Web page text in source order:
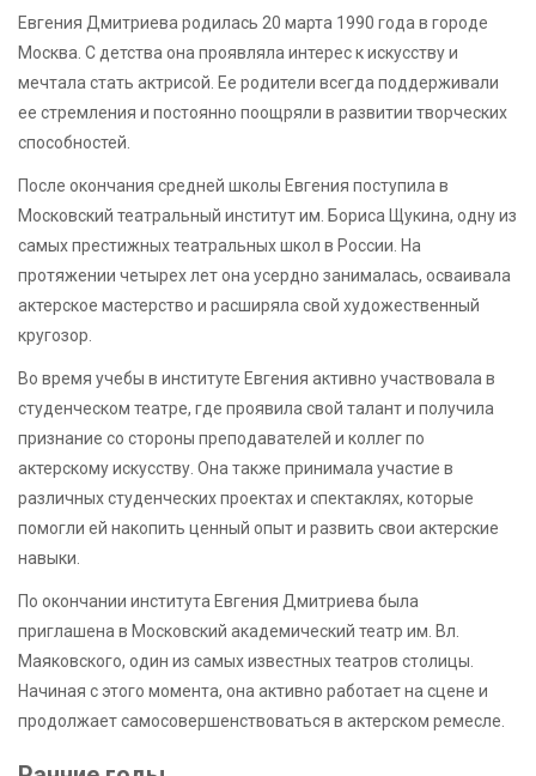
Евгения Дмитриева родилась 20 марта 1990 года в городе
Москва. С детства она проявляла интерес к искусству и
мечтала стать актрисой. Ее родители всегда поддерживали
ее стремления и постоянно поощряли в развитии творческих
способностей.
После окончания средней школы Евгения поступила в
Московский театральный институт им. Бориса Щукина, одну из
самых престижных театральных школ в России. На
протяжении четырех лет она усердно занималась, осваивала
актерское мастерство и расширяла свой художественный
кругозор.
Во время учебы в институте Евгения активно участвовала в
студенческом театре, где проявила свой талант и получила
признание со стороны преподавателей и коллег по
актерскому искусству. Она также принимала участие в
различных студенческих проектах и спектаклях, которые
помогли ей накопить ценный опыт и развить свои актерские
навыки.
По окончании института Евгения Дмитриева была
приглашена в Московский академический театр им. Вл.
Маяковского, один из самых известных театров столицы.
Начиная с этого момента, она активно работает на сцене и
продолжает самосовершенствоваться в актерском ремесле.